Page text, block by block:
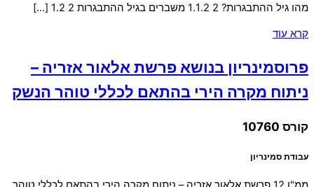
מהו גיל ההתבגרות? 2 1.1.2 משברים בגיל ההתבגרות 2 1.2 […]
קרא עוד
פרוסמינריון בנושא פרשת אלאור אזריה –
ניתוח מקרה הירי בהתאם לכללי טוהר הנשק
קורס 10760
עבודת סמינריון